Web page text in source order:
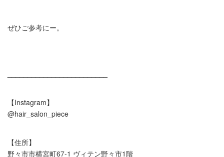
ぜひご参考にー。
【Instagram】
@hair_salon_piece
【住所】
野々市市横宮町67-1 ヴィテン野々市1階